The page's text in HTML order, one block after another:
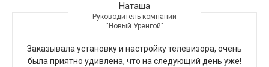
Наташа
Руководитель компании
"Новый Уренгой"
Заказывала установку и настройку телевизора, очень
была приятно удивлена, что на следующий день уже!